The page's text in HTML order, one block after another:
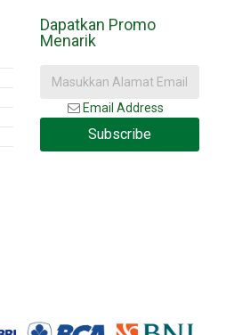
Dapatkan Promo
Menarik
Email Address
Subscribe